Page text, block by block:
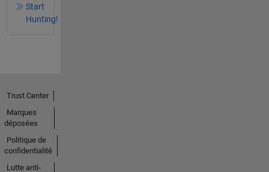
Start
Hunting!
Trust Center
Marques
déposées
Politique de
confidentialité
Lutte anti-